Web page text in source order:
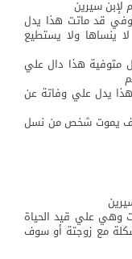
لإبن سيرين
قد ماتت هذا يدل
ينساها ولا يستطيع
متوفية هذا دال علي
يدل علي وفاتة عن
يموت شخص من نسل
وهي علي قيد الحياة
مع زوجتة أو سوف